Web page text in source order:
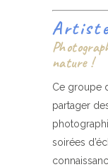
nature !
Ce groupe
partager
soirées